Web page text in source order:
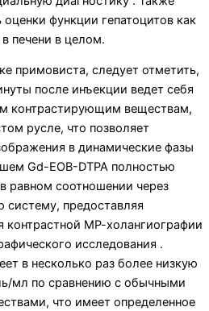
функции гепатоцитов как
печени в целом.
примовиста, следует от­метить,
после инъекции ведет себя
контрастирую­щим веществам,
русле, что позволяет
в динамические фазы
Gd-EOB-DTPA полностью
равном соотношении через
систему, предоставляя
контрастной МР-холангиографии
исследования .
в несколько раз более низкую
мл по сравнению с обычными
что имеет определенное